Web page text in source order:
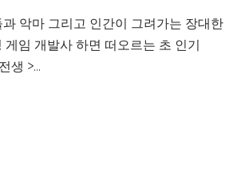
악마 그리고 인간이 그려가는 장대한
게임 개발사 하면 떠오르는 초 인기
생 >...